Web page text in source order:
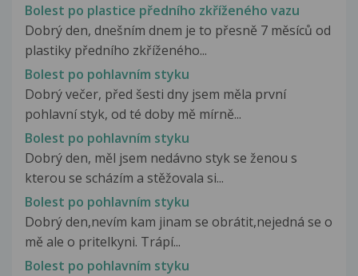
Bolest po plastice předního zkříženého vazu
Dobrý den, dnešním dnem je to přesně 7 měsíců od
plastiky předního zkříženého...
Bolest po pohlavním styku
Dobrý večer, před šesti dny jsem měla první
pohlavní styk, od té doby mě mírně...
Bolest po pohlavním styku
Dobrý den, měl jsem nedávno styk se ženou s
kterou se scházím a stěžovala si...
Bolest po pohlavním styku
Dobrý den,nevím kam jinam se obrátit,nejedná se o
mě ale o pritelkyni. Trápí...
Bolest po pohlavním styku